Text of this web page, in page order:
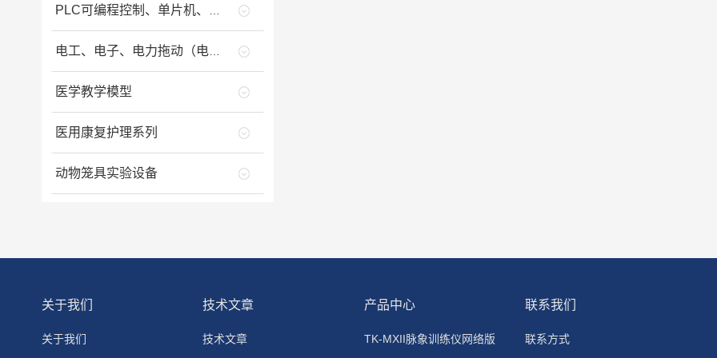
电工、电子、电力拖动（电气控制）类
医学教学模型
医用康复护理系列
动物笼具实验设备
关于我们
关于我们
技术文章
技术文章
产品中心
TK-MXII脉象训练仪网络版
联系我们
联系方式